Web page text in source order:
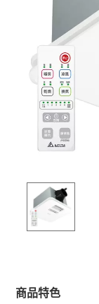
商品特色